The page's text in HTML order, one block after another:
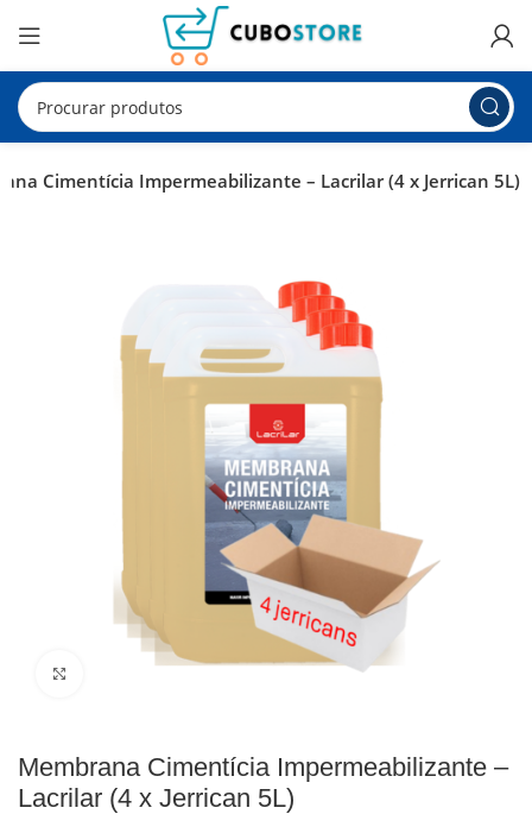
Cimentícia Impermeabilizante – Lacrilar (4 x Jerrican 5L)
Membrana Cimentícia Impermeabilizante –
Lacrilar (4 x Jerrican 5L)